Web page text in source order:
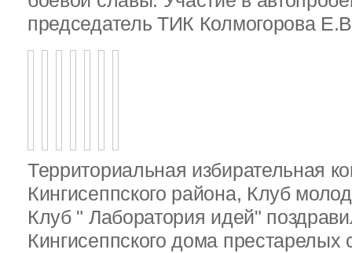
председатель ТИК Колмогорова
Территориальная избирательная
Кингисеппского района, Клуб
Клуб " Лаборатория идей"
Кингисеппского дома